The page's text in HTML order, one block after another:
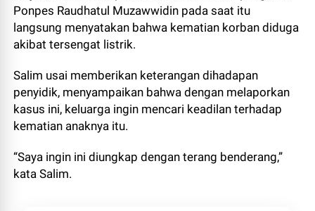
Ponpes Raudhatul Muzawwidin pada saat itu
langsung menyatakan bahwa kematian korban diduga
akibat tersengat listrik.
Salim usai memberikan keterangan dihadapan
penyidik, menyampaikan bahwa dengan melaporkan
kasus ini, keluarga ingin mencari keadilan terhadap
kematian anaknya itu.
“Saya ingin ini diungkap dengan terang benderang,”
kata Salim.